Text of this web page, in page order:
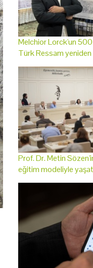
Melchior Lorck'un 500
Türk Ressam
Prof. Dr. Metin
eğitim modeliyle